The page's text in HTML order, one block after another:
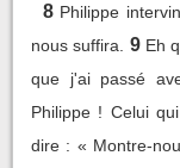
8 Philippe
nous suffira.
9 Eh
que j'ai passé
Philippe ! Celui
dire : « Montre-